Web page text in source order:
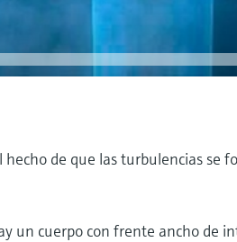
hecho de que las turbulencias se
un cuerpo con frente ancho de